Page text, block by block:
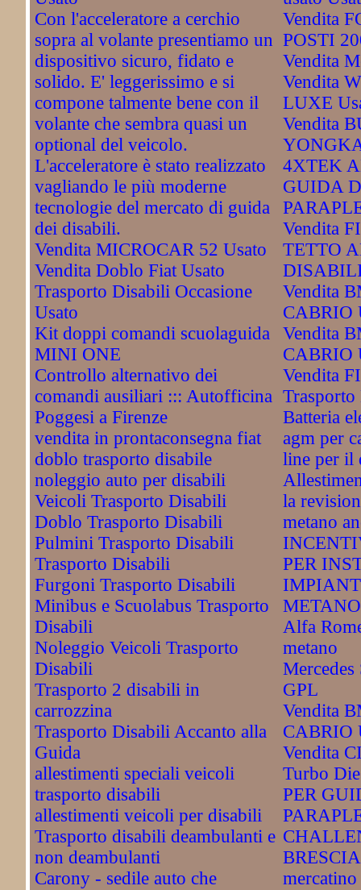
Con l'acceleratore a cerchio
sopra al volante presentiamo un
dispositivo sicuro, fidato e
solido. E' leggerissimo e si
compone talmente bene con il
volante che sembra quasi un
optional del veicolo.
L'acceleratore è stato realizzato
vagliando le più moderne
tecnologie del mercato di guida
dei disabili.
Vendita MICROCAR 52 Usato
Vendita Doblo Fiat Usato
Trasporto Disabili Occasione
Usato
Kit doppi comandi scuolaguida
MINI ONE
Controllo alternativo dei
comandi ausiliari ::: Autofficina
Poggesi a Firenze
vendita in prontaconsegna fiat
doblo trasporto disabile
noleggio auto per disabili
Veicoli Trasporto Disabili
Doblo Trasporto Disabili
Pulmini Trasporto Disabili
Trasporto Disabili
Furgoni Trasporto Disabili
Minibus e Scuolabus Trasporto
Disabili
Noleggio Veicoli Trasporto
Disabili
Trasporto 2 disabili in
carrozzina
Trasporto Disabili Accanto alla
Guida
allestimenti speciali veicoli
trasporto disabili
allestimenti veicoli per disabili
Trasporto disabili deambulanti e
non deambulanti
Carony - sedile auto che
Vendita
POSTI
Vendita
Vendita
LUXE
Vendita
4XTEK
GUIDA
Vendita
TETTO
Vendita
CABRIO
Vendita
CABRIO
Vendita
Batteria
agm per
line per il
la
metano
PER
METANO
Alfa
metano
Mercedes
GPL
Vendita
CABRIO
Vendita
Turbo
PER
mercatino